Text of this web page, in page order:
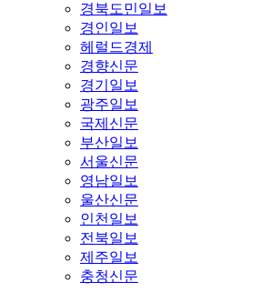
경북도민일보
경인일보
헤럴드경제
경향신문
경기일보
광주일보
국제신문
부산일보
서울신문
영남일보
울산신문
인천일보
전북일보
제주일보
충청신문